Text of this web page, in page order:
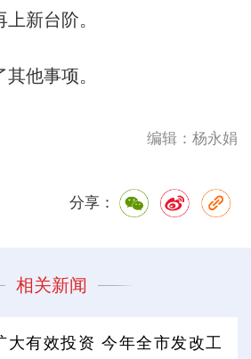
新台阶。
他事项。
编辑：杨永娟
分享：
相关新闻
大有效投资 今年全市发改工